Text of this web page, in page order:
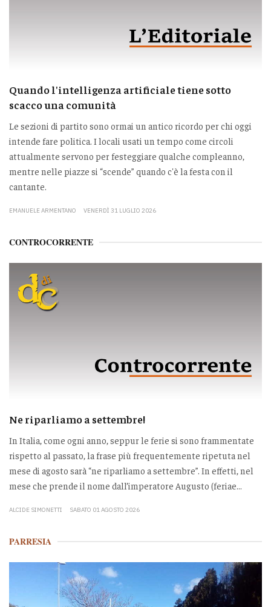
Quando l'intelligenza artificiale tiene sotto
scacco una comunità
Le sezioni di partito sono ormai un antico ricordo per chi oggi
intende fare politica. I locali usati un tempo come circoli
attualmente servono per festeggiare qualche compleanno,
mentre nelle piazze si “scende” quando c'è la festa con il
cantante.
EMANUELE ARMENTANO VENERDÌ 31 LUGLIO 2026
CONTROCORRENTE
Ne riparliamo a settembre!
In Italia, come ogni anno, seppur le ferie si sono frammentate
rispetto al passato, la frase più frequentemente ripetuta nel
mese di agosto sarà “ne riparliamo a settembre”. In effetti, nel
mese che prende il nome dall’imperatore Augusto (feriae...
ALCIDE SIMONETTI SABATO 01 AGOSTO 2026
PARRESIA